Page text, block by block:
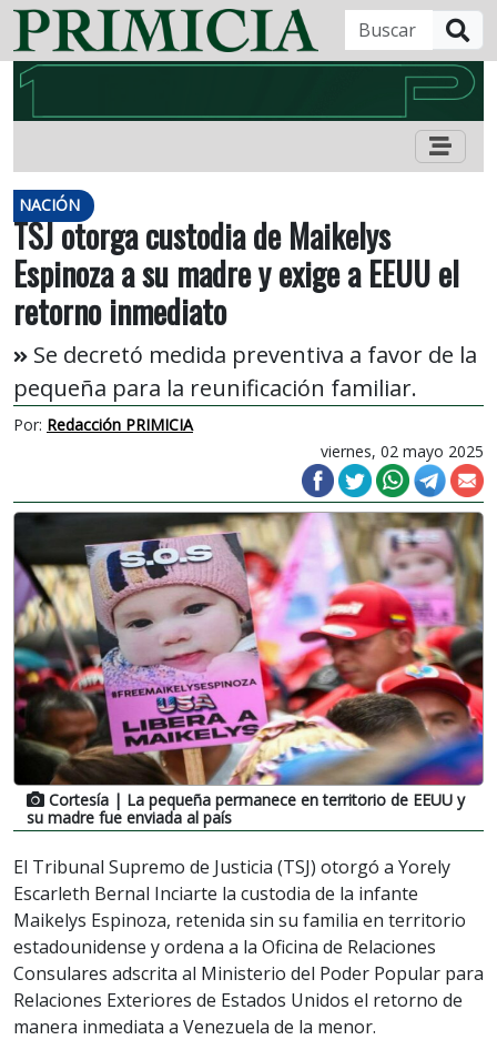
NACIÓN
TSJ otorga custodia de Maikelys
Espinoza a su madre y exige a EEUU el
retorno inmediato
Se decretó medida preventiva a favor de la
pequeña para la reunificación familiar.
Por: Redacción PRIMICIA
viernes, 02 mayo 2025
Cortesía | La pequeña permanece en territorio de EEUU y
su madre fue enviada al país
El Tribunal Supremo de Justicia (TSJ) otorgó a Yorely
Escarleth Bernal Inciarte la custodia de la infante
Maikelys Espinoza, retenida sin su familia en territorio
estadounidense y ordena a la Oficina de Relaciones
Consulares adscrita al Ministerio del Poder Popular para
Relaciones Exteriores de Estados Unidos el retorno de
manera inmediata a Venezuela de la menor.